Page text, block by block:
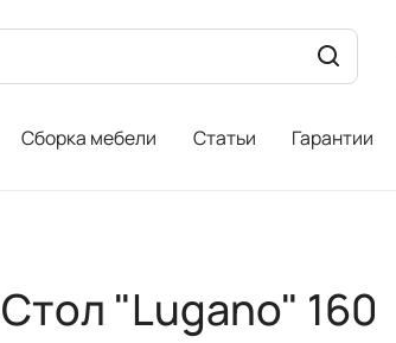
Сборка мебели Статьи Гарантии
Стол "Lugano" 160